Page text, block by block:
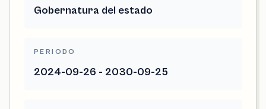
Gobernatura del estado
PERIODO
2024-09-26 - 2030-09-25